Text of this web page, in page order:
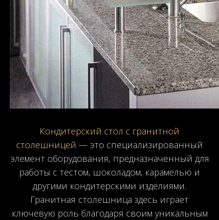
Кондитерский стол с гранитной
столешницей — это специализированный
элемент оборудования, предназначенный для
работы с тестом, шоколадом, карамелью и
другими кондитерскими изделиями.
Гранитная столешница здесь играет
ключевую роль благодаря своим уникальным